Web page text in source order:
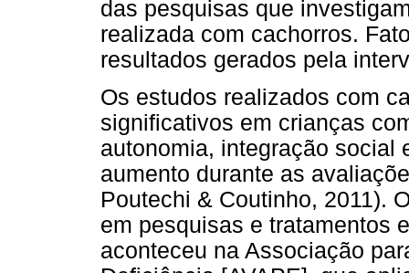
das pesquisas que
realizada com cachorros.
resultados gerados pela
Os estudos realizados com
significativos em crianças
autonomia, integração social
aumento durante as
Poutechi & Coutinho, 2011).
em pesquisas e tratamentos
aconteceu na Associação